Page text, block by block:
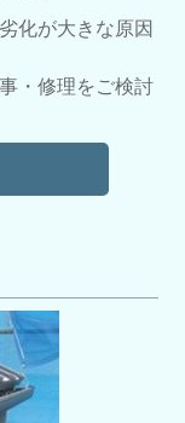
化が大きな原因
・修理をご検討